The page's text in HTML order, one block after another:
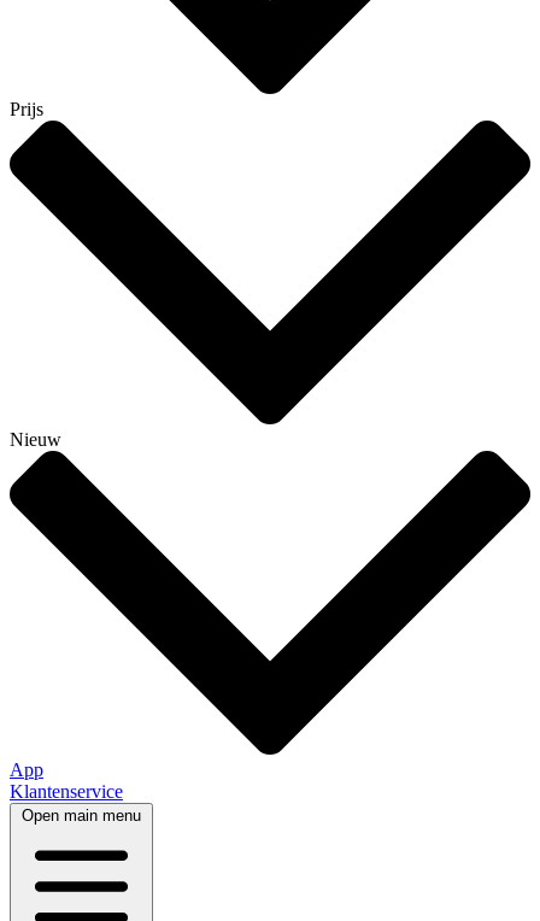
Prijs
Nieuw
App
Klantenservice
Open main menu